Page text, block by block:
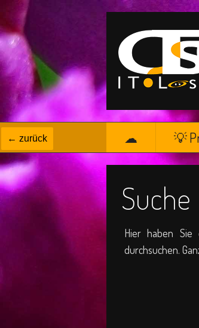
← zurück ☁ 💡
Suche
Hier haben Sie
durchsuchen.